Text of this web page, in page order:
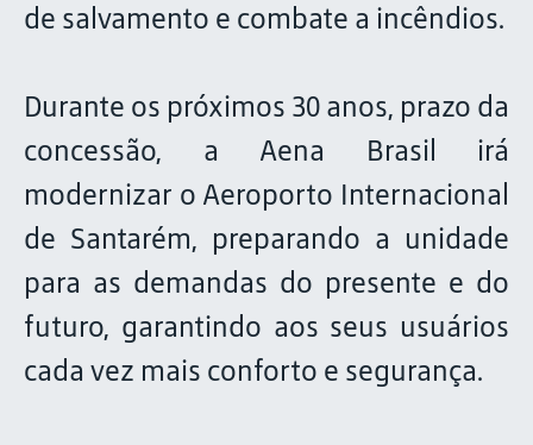
de salvamento e combate a incêndios.
Durante os próximos 30 anos, prazo da
concessão, a Aena Brasil irá
modernizar o Aeroporto Internacional
de Santarém, preparando a unidade
para as demandas do presente e do
futuro, garantindo aos seus usuários
cada vez mais conforto e segurança.